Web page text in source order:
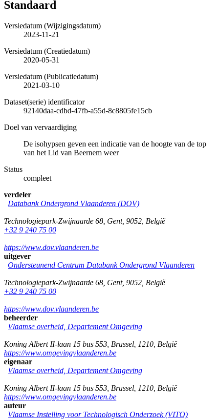
Standaard
Versiedatum (Wijzigingsdatum)
2023-11-21
Versiedatum (Creatiedatum)
2020-05-31
Versiedatum (Publicatiedatum)
2021-03-10
Dataset(serie) identificator
92140daa-cdbd-47fb-a55d-8c8805fe15cb
Doel van vervaardiging
De isohypsen geven een indicatie van de hoogte van de top
van het Lid van Beernem weer
Status
compleet
verdeler
Databank Ondergrond Vlaanderen (DOV)
Technologiepark-Zwijnaarde 68 Gent, 9052 België
+32 9 240 75 00
https://www.dov.vlaanderen.be
uitgever
Ondersteunend Centrum Databank Ondergrond Vlaanderen
Technologiepark-Zwijnaarde 68 Gent, 9052 België
+32 9 240 75 00
https://www.dov.vlaanderen.be
beheerder
Vlaamse overheid, Departement Omgeving
Koning Albert II-laan 15 bus 553 Brussel 1210 België
https://www.omgevingvlaanderen.be
eigenaar
Vlaamse overheid, Departement Omgeving
Koning Albert II-laan 15 bus 553 Brussel 1210 België
https://www.omgevingvlaanderen.be
auteur
Vlaamse Instelling voor Technologisch Onderzoek (VITO)